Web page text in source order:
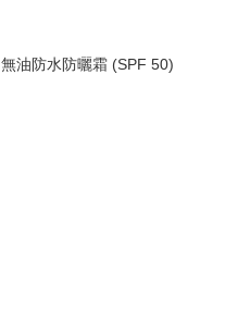
無油防水防曬霜 (SPF 50)